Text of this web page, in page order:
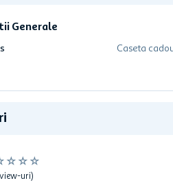
Generale
Caseta
☆ ☆ ☆
uri)